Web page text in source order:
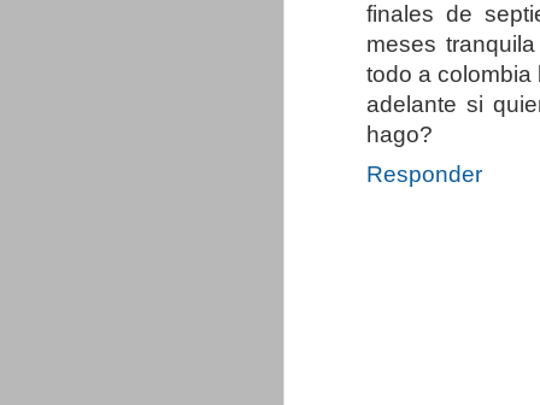
finales de
meses
todo a colombia
adelante si
hago?
Responder